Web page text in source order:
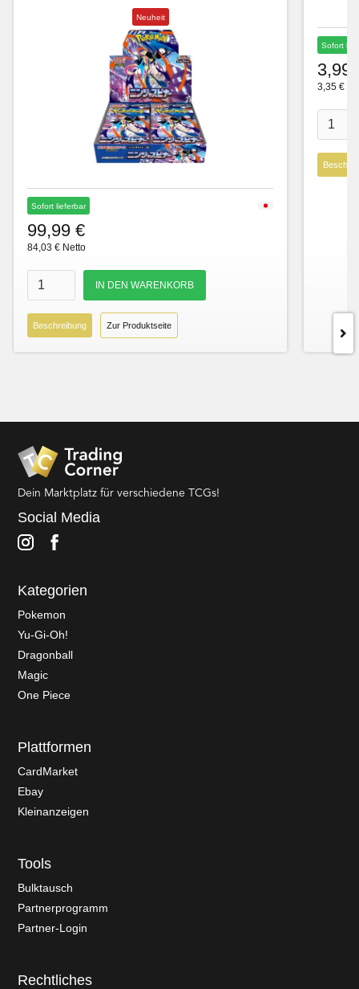
Neuheit
Sofort lieferbar
99,99 €
84,03 € Netto
Beschreibung Zur Produktseite
Sofort
3,99
3,35 €
Dein Marktplatz für verschiedene TCGs!
Social Media
Kategorien
Pokemon
Yu-Gi-Oh!
Dragonball
Magic
One Piece
Plattformen
CardMarket
Ebay
Kleinanzeigen
Tools
Bulktausch
Partnerprogramm
Partner-Login
Rechtliches